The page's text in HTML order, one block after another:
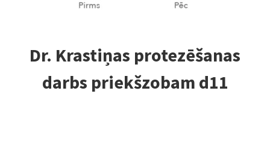
Dr. Krastiņas protezēšanas
darbs priekšzobam d11